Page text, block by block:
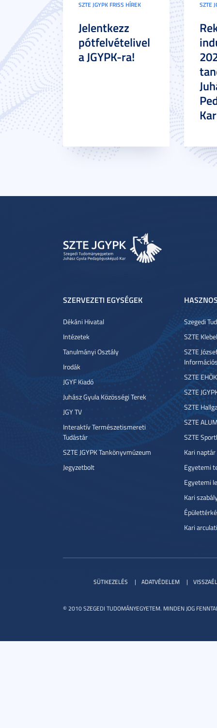
SZTE JGYPK FRISS HÍREK
Jelentkezz
pótfelvételivel
a JGYPK-ra!
SZTE
SZERVEZETI EGYSÉGEK
Dékáni Hivatal
Intézetek
Tanulmányi Osztály
Irodák
JGYF Kiadó
Juhász Gyula Közösségi Terek
JGY TV
Interaktív Természetismereti
Tudástár
SZTE JGYPK Tankönyvmúzeum
Jegyzetbolt
Szegedi
SZTE
SZTE
SZTE EHÖK
SZTE
SZTE
SZTE
SZTE
Kari naptár
Egyetemi
Egyetemi
Kari
Kari
© 2010 SZEGEDI TUDOMÁNYEGYETEM. MINDEN JOG
SÜTIKEZELÉS ADATVÉDELEM